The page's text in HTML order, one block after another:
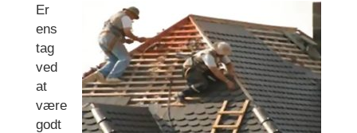
Er
ens
tag
ved
at
være
godt